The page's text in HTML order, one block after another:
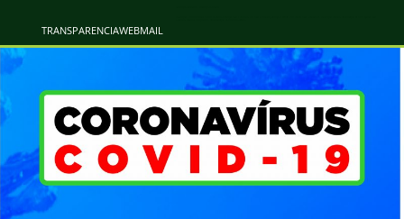
TRANSPARENCIAWEBMAIL